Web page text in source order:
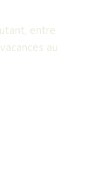
entre
au